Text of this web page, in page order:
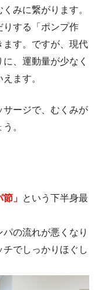
みに繋がります。
りする「ポンプ作
ます。ですが、現代
、運動量が少なく
ます。
サージで、むくみが
。
」 という下半身最
の流れが悪くなり
でしっかりほぐし